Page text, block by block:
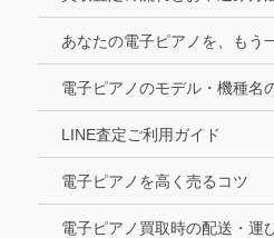
あなたの電子ピアノを、もう
電子ピアノのモデル・機種名
LINE査定ご利用ガイド
電子ピアノを高く売るコツ
電子ピアノ買取時の配送・運